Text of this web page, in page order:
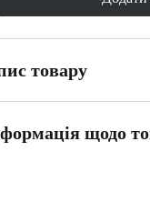
товару
щодо